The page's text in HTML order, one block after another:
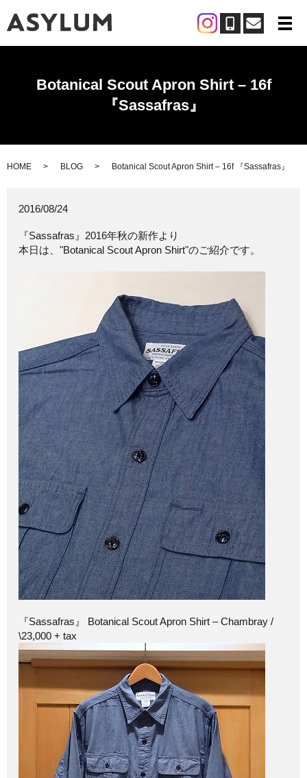
メ
Botanical Scout Apron Shirt – 16f
『Sassafras』
HOME BLOG Botanical Scout Apron Shirt – 16f 『Sassafras』
2016/08/24
『Sassafras』2016年秋の新作より
本日は、"Botanical Scout Apron Shirt"のご紹介です。
『Sassafras』 Botanical Scout Apron Shirt – Chambray /
\23,000 + tax